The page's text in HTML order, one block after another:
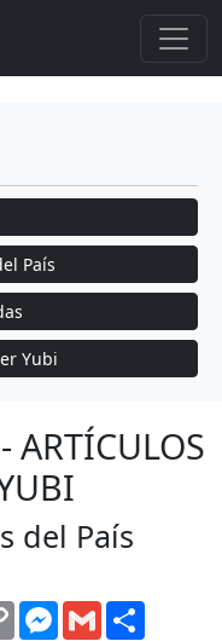
País
Yubi
ARTÍCULOS
del País
Copy
Link
Messenger
Gmail